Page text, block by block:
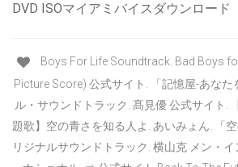
DVD ISOマイアミバイスダウンロード
Boys For Life Soundtrack. Bad Boys
Picture Score) 公式サイト. 「記憶屋-あな
ル・サウンドトラック. 髙見優 公式サイト.
題歌】空の青さを知る人よ. あいみょん. 「
リジナルサウンドトラック. 横山克 メン・